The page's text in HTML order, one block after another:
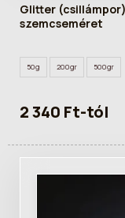
Glitter
szemcseméret
50g 200gr 500gr
2 340 Ft-tól